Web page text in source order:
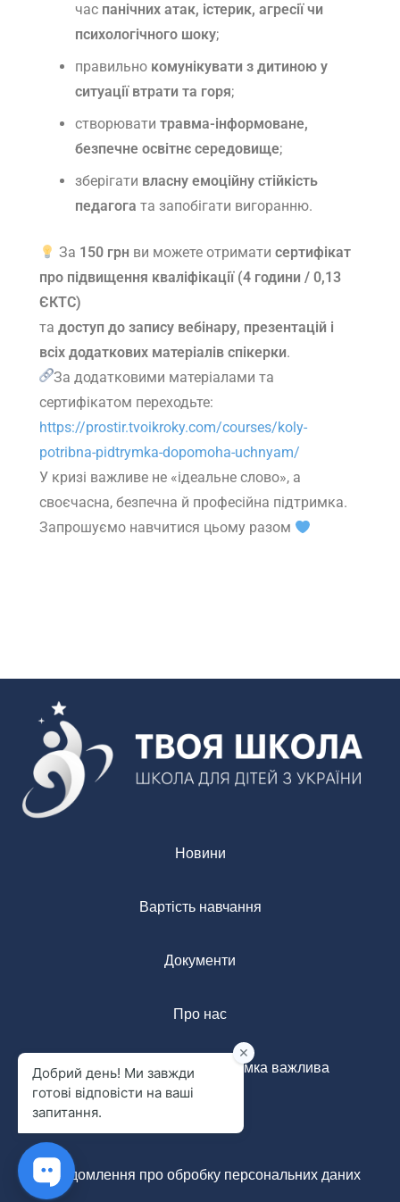
час панічних атак, істерик, агресії чи
психологічного шоку;
правильно комунікувати з дитиною у
ситуації втрати та горя;
створювати травма-інформоване,
безпечне освітнє середовище;
зберігати власну емоційну стійкість
педагога та запобігати вигоранню.
За 150 грн ви можете отриматисертифікат
про підвищення кваліфікації (4 години / 0,13
ЄКТС)
та доступ до запису вебінару, презентацій і
всіх додаткових матеріалів спікерки.
За додатковими матеріалами та
сертифікатом переходьте:
https://prostir.tvoikroky.com/courses/koly-
potribna-pidtrymka-dopomoha-uchnyam/
У кризі важливе не «ідеальне слово», а
своєчасна, безпечна й професійна підтримка.
Запрошуємо навчитися цьому разом
Новини
Вартість навчання
Документи
Про нас
Анонімна форма: ваша думка важлива
Повідомлення про обробку персональних даних